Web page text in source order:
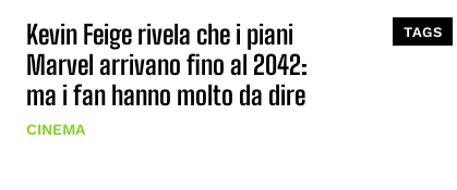
Kevin Feige rivela che i piani
Marvel arrivano fino al 2042:
ma i fan hanno molto da dire
CINEMA
TAGS